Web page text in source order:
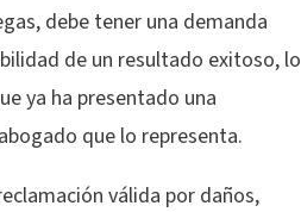
debe tener una demanda
de un resultado exitoso, lo
ya ha presentado una
que lo representa.
válida por daños,